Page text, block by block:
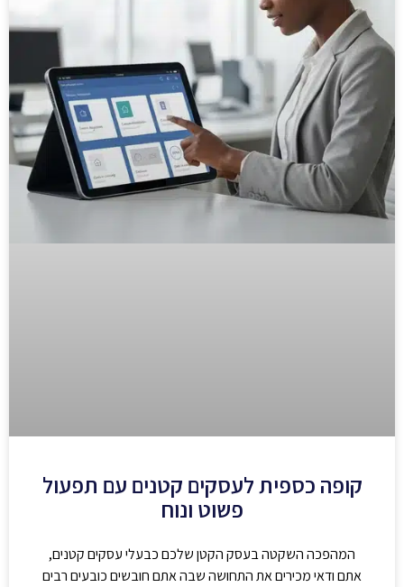
קופה כספית לעסקים קטנים עם תפעול
פשוט ונוח
המהפכה השקטה בעסק הקטן שלכם כבעלי עסקים קטנים,
אתם ודאי מכירים את התחושה שבה אתם חובשים כובעים רבים